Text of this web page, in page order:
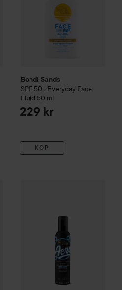
Bondi Sands
SPF 50+ Everyday Face
Fluid 50 ml
229 kr
KÖP